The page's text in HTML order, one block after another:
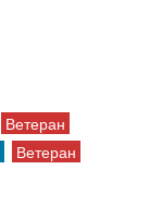
Ветеран
Ветеран